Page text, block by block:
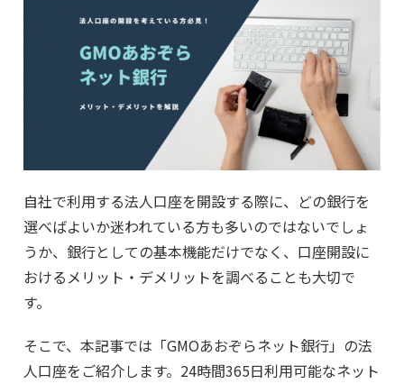
自社で利用する法人口座を開設する際に、どの銀行を
選べばよいか迷われている方も多いのではないでしょ
うか、銀行としての基本機能だけでなく、口座開設に
おけるメリット・デメリットを調べることも大切で
す。
そこで、本記事では「GMOあおぞらネット銀行」の法
人口座をご紹介します。24時間365日利用可能なネット